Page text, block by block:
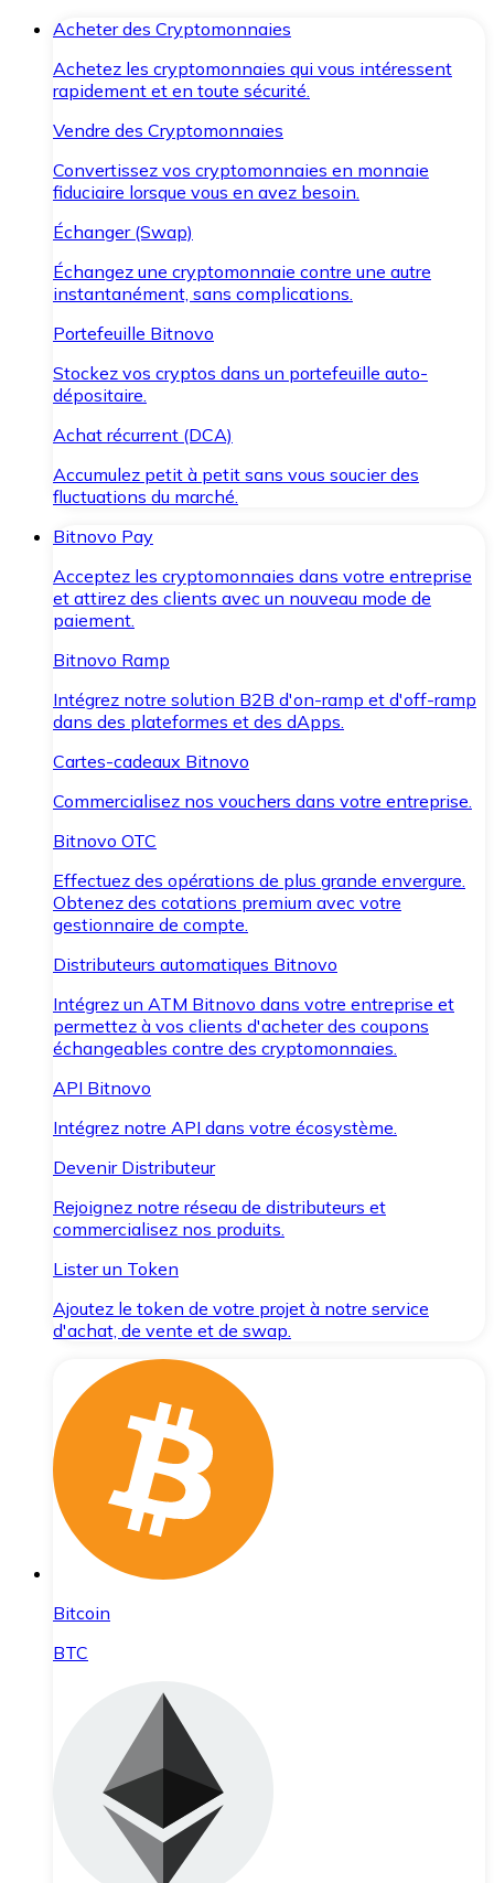
Acheter des Cryptomonnaies
Achetez les cryptomonnaies qui vous intéressent
rapidement et en toute sécurité.
Vendre des Cryptomonnaies
Convertissez vos cryptomonnaies en monnaie
fiduciaire lorsque vous en avez besoin.
Échanger (Swap)
Échangez une cryptomonnaie contre une autre
instantanément, sans complications.
Portefeuille Bitnovo
Stockez vos cryptos dans un portefeuille auto-
dépositaire.
Achat récurrent (DCA)
Accumulez petit à petit sans vous soucier des
fluctuations du marché.
Bitnovo Pay
Acceptez les cryptomonnaies dans votre entreprise
et attirez des clients avec un nouveau mode de
paiement.
Bitnovo Ramp
Intégrez notre solution B2B d'on-ramp et d'off-ramp
dans des plateformes et des dApps.
Cartes-cadeaux Bitnovo
Commercialisez nos vouchers dans votre entreprise.
Bitnovo OTC
Effectuez des opérations de plus grande envergure.
Obtenez des cotations premium avec votre
gestionnaire de compte.
Distributeurs automatiques Bitnovo
Intégrez un ATM Bitnovo dans votre entreprise et
permettez à vos clients d'acheter des coupons
échangeables contre des cryptomonnaies.
API Bitnovo
Intégrez notre API dans votre écosystème.
Devenir Distributeur
Rejoignez notre réseau de distributeurs et
commercialisez nos produits.
Lister un Token
Ajoutez le token de votre projet à notre service
d'achat, de vente et de swap.
Bitcoin
BTC